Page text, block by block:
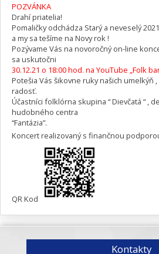
POZVÁNKA
Drahí priatelia!
Pomaličky odchádza Starý a neveselý
a my sa tešíme na Novy rok !
Pozývame Vás na novoročný on-line
sa uskutočni
30.12.21 o 18:00 hod. na YouTube „Folk
Potešia Vás šikovne ruky našich umelkýň
radosť.
Účastníci folklórna skupina “ Dievčatá “ ,
hudobného centra
“Fantázia”.
Koncert realizovaný s finančnou
QR Kod
Kontakty